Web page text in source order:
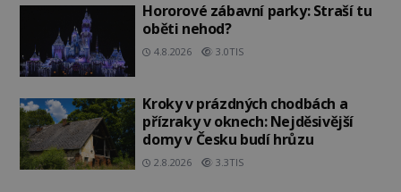
Hororové zábavní parky: Straší tu
oběti nehod?
4.8.2026 3.0TIS
Kroky v prázdných chodbách a
přízraky v oknech: Nejděsivější
domy v Česku budí hrůzu
2.8.2026 3.3TIS